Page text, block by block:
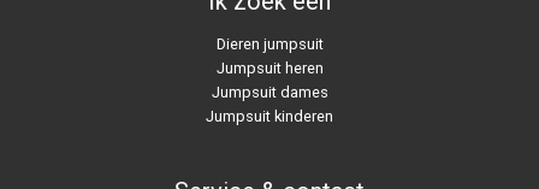
Dieren jumpsuit
Jumpsuit heren
Jumpsuit dames
Jumpsuit kinderen